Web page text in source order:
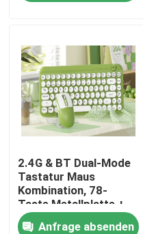
Produkte
Über uns
Werksbesichtigung
Qualitätskontrolle
2.4G & BT Dual-Mode
Tastatur Maus
Kombination, 78-
Taste Metallplatte +
Drehknopf, 500mAh
Anfrage absenden